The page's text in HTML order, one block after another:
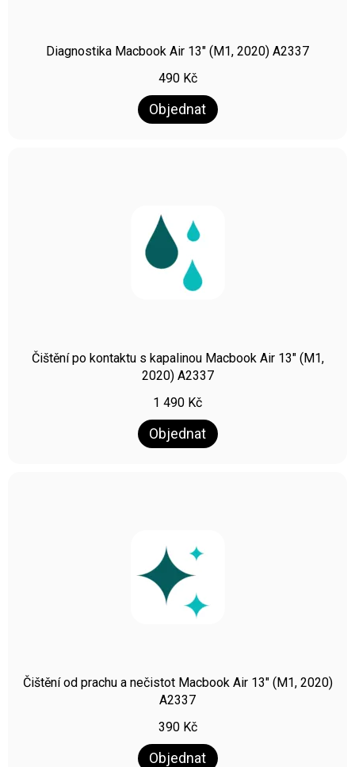
Diagnostika Macbook Air 13″ (M1, 2020) A2337
490 Kč
Objednat
Čištění po kontaktu s kapalinou Macbook Air 13″ (M1,
2020) A2337
1 490 Kč
Objednat
Čištění od prachu a nečistot Macbook Air 13″ (M1, 2020)
A2337
390 Kč
Objednat